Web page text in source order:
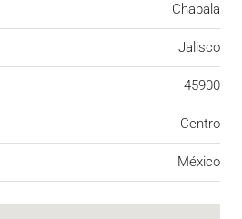
Chapala
Jalisco
45900
Centro
México